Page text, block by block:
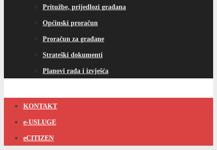
Pritužbe, prijedlozi građana
Općinski proračun
Proračun za građane
Strateški dokumenti
Planovi rada i izvješća
KONTAKT
e-USLUGE
eCITIZEN